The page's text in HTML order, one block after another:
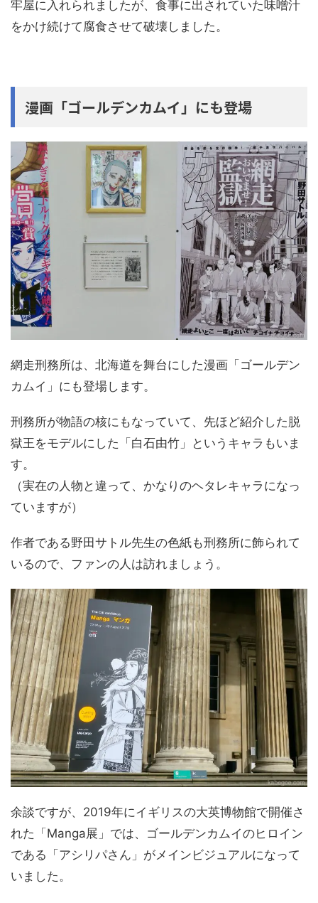
牢屋に入れられましたが、食事に出されていた味噌汁
をかけ続けて腐食させて破壊しました。
漫画「ゴールデンカムイ」にも登場
網走刑務所は、北海道を舞台にした漫画「ゴールデン
カムイ」にも登場します。
刑務所が物語の核にもなっていて、先ほど紹介した脱
獄王をモデルにした「白石由竹」というキャラもいま
す。
（実在の人物と違って、かなりのヘタレキャラになっ
ていますが）
作者である野田サトル先生の色紙も刑務所に飾られて
いるので、ファンの人は訪れましょう。
余談ですが、2019年にイギリスの大英博物館で開催さ
れた「Manga展」では、ゴールデンカムイのヒロイン
である「アシリパさん」がメインビジュアルになって
いました。